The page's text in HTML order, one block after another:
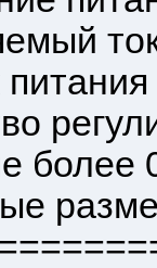
более